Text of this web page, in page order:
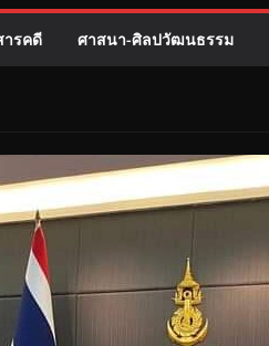
รคดี ศาสนา-ศิลปวัฒนธรรม